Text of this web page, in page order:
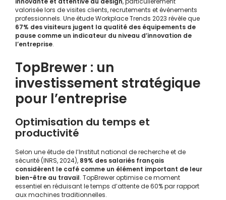
valorisée lors de visites clients, recrutements et événements
professionnels. Une étude Workplace Trends 2023 révèle que
67% des visiteurs jugent la qualité des équipements de
pause comme un indicateur du niveau d’innovation de
l’entreprise.
TopBrewer : un
investissement stratégique
pour l’entreprise
Optimisation du temps et
productivité
Selon une étude de l’Institut national de recherche et de
sécurité (INRS, 2024), 89% des salariés français
considèrent le café comme un élément important de leur
bien-être au travail. TopBrewer optimise ce moment
essentiel en réduisant le temps d’attente de 60% par rapport
aux machines traditionnelles.